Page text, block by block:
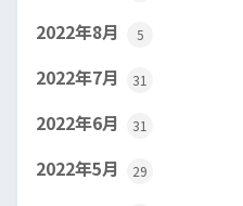
2022年8月 5
2022年7月 31
2022年6月 31
2022年5月 29